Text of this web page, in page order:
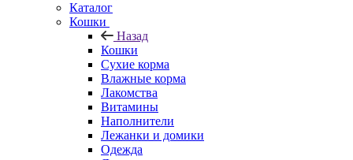
Каталог
Кошки
Назад
Кошки
Сухие корма
Влажные корма
Лакомства
Витамины
Наполнители
Лежанки и домики
Одежда